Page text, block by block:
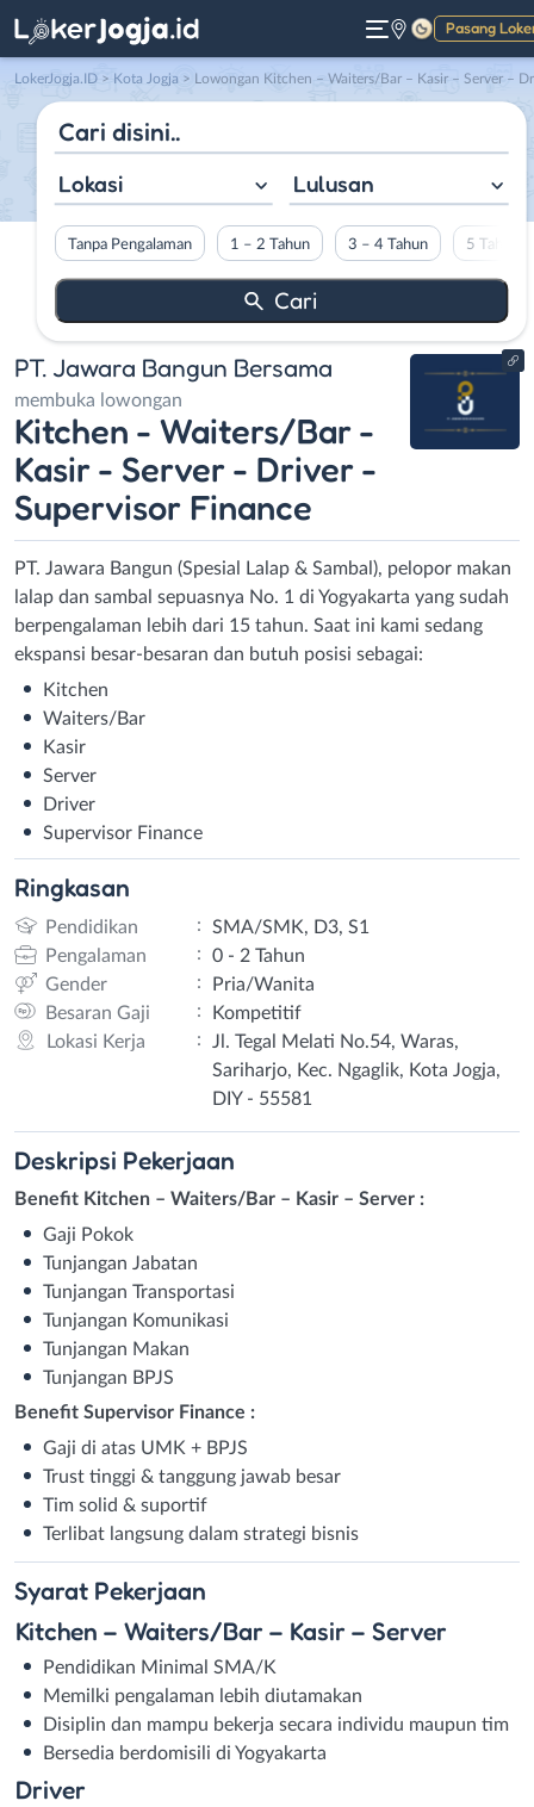
Pasang
Gelap
LokerJogja.ID > Kota Jogja > Lowongan Kitchen – Waiters/Bar – Kasir – Server – Driver – Supervisor Finance di PT. Jawara Bangun
Lokasi Lulusan
Tanpa Pengalaman 1 – 2 Tahun 3 – 4 Tahun 5 Tahun
PT. Jawara Bangun Bersama
membuka lowongan
Kitchen - Waiters/Bar -
Kasir - Server - Driver -
Supervisor Finance
PT. Jawara Bangun (Spesial Lalap & Sambal), pelopor makan
lalap dan sambal sepuasnya No. 1 di Yogyakarta yang sudah
berpengalaman lebih dari 15 tahun. Saat ini kami sedang
ekspansi besar-besaran dan butuh posisi sebagai:
Kitchen
Waiters/Bar
Kasir
Server
Driver
Supervisor Finance
Ringkasan
Pendidikan :
SMA/SMK, D3, S1
Pengalaman
:
0 - 2 Tahun
Gender
:
Pria/Wanita
Besaran Gaji
:
Kompetitif
Lokasi Kerja
:
Jl. Tegal Melati No.54, Waras,
Sariharjo, Kec. Ngaglik, Kota Jogja,
DIY - 55581
Deskripsi Pekerjaan
Benefit Kitchen – Waiters/Bar – Kasir – Server :
Gaji Pokok
Tunjangan Jabatan
Tunjangan Transportasi
Tunjangan Komunikasi
Tunjangan Makan
Tunjangan BPJS
Benefit Supervisor Finance :
Gaji di atas UMK + BPJS
Trust tinggi & tanggung jawab besar
Tim solid & suportif
Terlibat langsung dalam strategi bisnis
Syarat Pekerjaan
Kitchen – Waiters/Bar – Kasir – Server
Pendidikan Minimal SMA/K
Memilki pengalaman lebih diutamakan
Disiplin dan mampu bekerja secara individu maupun tim
Bersedia berdomisili di Yogyakarta
Driver